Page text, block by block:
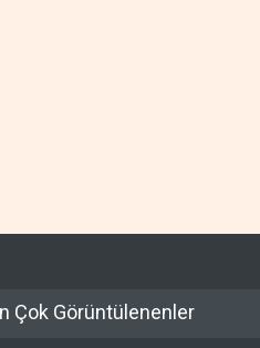
Çok Görüntülenenler